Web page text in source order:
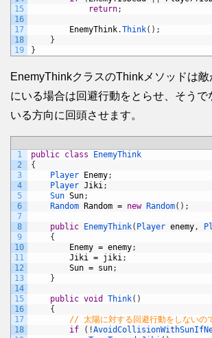
15
16
17
18
19
return;
EnemyThink.Think( ) ;
}
}
EnemyThinkクラスのThinkメソッドは
にいる場合は回避行動をとらせ、そうで
いる方向に回頭させます。
1
2
3
4
5
6
7
8
9
10
11
12
13
14
15
16
17
18
public class
EnemyThink
{
Player
Enemy;
Player Jiki;
Sun Sun;
Random
Random = new Random( ) ;
public EnemyThink( Player enemy,
{
Enemy = enemy;
Jiki = jiki;
Sun = sun;
}
public void Think( )
{
// 太陽に対する回避行動をしないの
if
( !